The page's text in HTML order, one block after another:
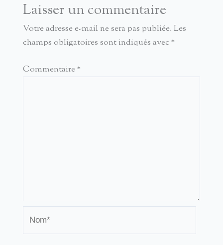
Laisser un commentaire
Votre adresse e-mail ne sera pas publiée. Les
champs obligatoires sont indiqués avec *
Commentaire *